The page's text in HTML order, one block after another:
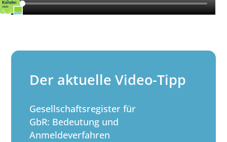
Der aktuelle Video-Tipp
Gesellschaftsregister für
GbR: Bedeutung und
Anmeldeverfahren